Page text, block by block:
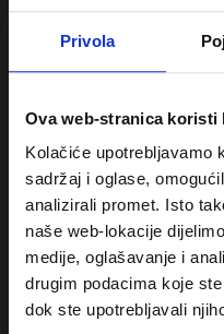
Privola
Ova web-stranica koristi
Kolačiće upotrebljavamo
sadržaj i oglase,
analizirali promet. Isto
naše web-lokacije
medije, oglašavanje i
drugim podacima koje
dok ste upotrebljavali